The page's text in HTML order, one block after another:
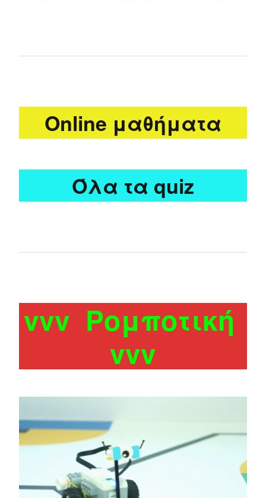
Online μαθήματα
Όλα τα quiz
vvv Ρομποτική
vvv